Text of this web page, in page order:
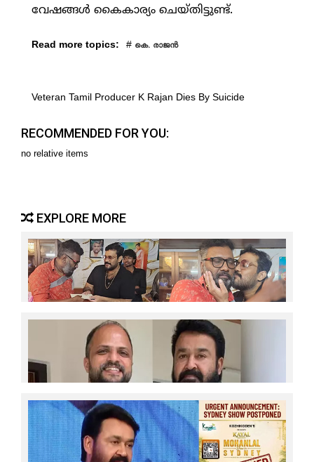
വേഷങ്ങള്‍ കൈകാര്യം ചെയ്തിട്ടുണ്ട്.
Read more topics: # കെ. രാജന്‍
Veteran Tamil Producer K Rajan Dies By Suicide
RECOMMENDED FOR YOU:
no relative items
EXPLORE MORE
ഒരാള്‍ തളര്‍ന്നു പോയാല്‍ നാല് പേര്‍ ചേര്‍ന്ന് കൈ
കൊടുക്കണം; അതാണ് ഏറ്റവും വലിയ ദൈവ തുണ;
ആരോഗ്യം ശരിയാകുന്നത് വരെ ഞാന്‍
തിരിച്ചു വേണം; ഉല്ലാസ് പന്തളത്തിനും കുടുംബത്തിനും
ധനസഹായവുമായി നടന്‍ ബാല
'പ്രധാനപ്പെട്ട റോളിലായിരുന്നു ലാല്‍ സാറിന്റെ
ക്യാരക്ടര്‍; 'ആദ്യം സ്‌ക്രിപ്റ്റ് ഇഷ്ടമാകണം, എന്നിട്ടേ
സെക്കന്‍ഡറി ആര്‍ട്ടിസ്റ്റുകളെക്കുറിച്ച് ചിന്തിക്കുള്ളൂ'